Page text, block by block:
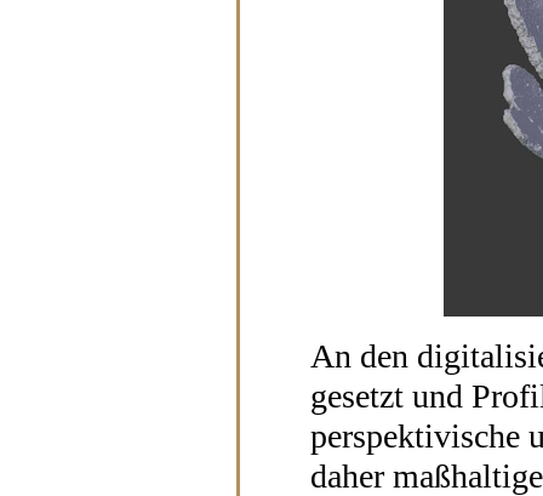
An den
gesetzt und
perspektivische
daher